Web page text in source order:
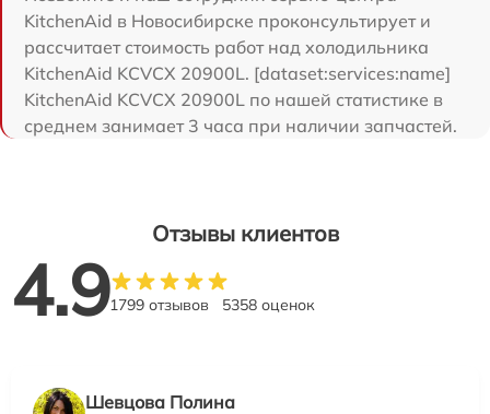
KitchenAid в Новосибирске проконсультирует и
рассчитает стоимость работ над холодильника
KitchenAid KCVCX 20900L. [dataset:services:name]
KitchenAid KCVCX 20900L по нашей статистике в
среднем занимает 3 часа при наличии запчастей.
Отзывы клиентов
4.91799 отзывов 5358 оценок
Шевцова Полина